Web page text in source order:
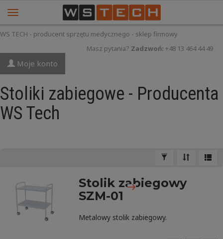
WS TECH - producent sprzętu medycznego - sklep firmowy
Masz pytania? Zadzwoń: +48 13 464 44 49
Moje konto
Stoliki zabiegowe - Producenta
WS Tech
Stolik zabiegowy
SZM-01
Metalowy stolik zabiegowy.